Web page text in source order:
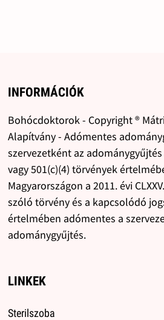
INFORMÁCIÓK
Bohócdoktorok - Copyright ®
Alapítvány - Adómentes
szervezetként az
vagy 501(c)(4) törvények
Magyarországon a 2011. évi
szóló törvény és a kapcsolódó
értelmében adómentes a
adománygyűjtés.
LINKEK
Sterilszoba